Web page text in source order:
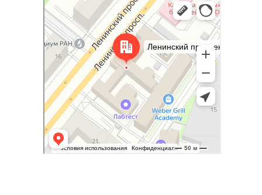
Ленинский проспект, 19с1 на карте Москвы, ближайшее
метро Шаболовская — Яндекс Карты